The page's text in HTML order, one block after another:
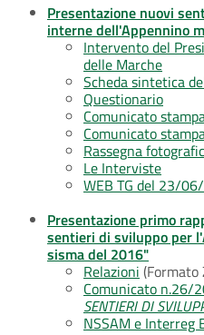
Presentazione nuovi
interne dell'Appennino
Intervento del
delle Marche
Scheda sintetica
Questionario
Comunicato
Comunicato
Rassegna
Le Interviste
WEB TG del 23/
Presentazione primo
sentieri di sviluppo per
sisma del 2016"
Relazioni (Formato
Comunicato n.26/
SENTIERI DI
NSSAM e Interreg